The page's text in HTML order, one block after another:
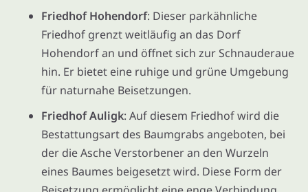
Friedhof Hohendorf: Dieser parkähnliche
Friedhof grenzt weitläufig an das Dorf
Hohendorf an und öffnet sich zur Schnauderaue
hin. Er bietet eine ruhige und grüne Umgebung
für naturnahe Beisetzungen.
Friedhof Auligk: Auf diesem Friedhof wird die
Bestattungsart des Baumgrabs angeboten, bei
der die Asche Verstorbener an den Wurzeln
eines Baumes beigesetzt wird. Diese Form der